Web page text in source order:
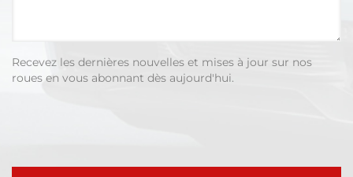
Recevez les dernières nouvelles et mises à jour sur nos
roues en vous abonnant dès aujourd'hui.